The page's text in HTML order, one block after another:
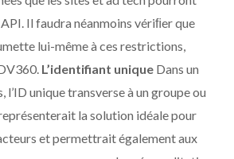
Il faudra néanmoins vériﬁer que
lui-même à ces restrictions,
L’identifiant unique Dans un
l’ID unique transverse à un groupe ou
la solution idéale pour
et permettrait également aux